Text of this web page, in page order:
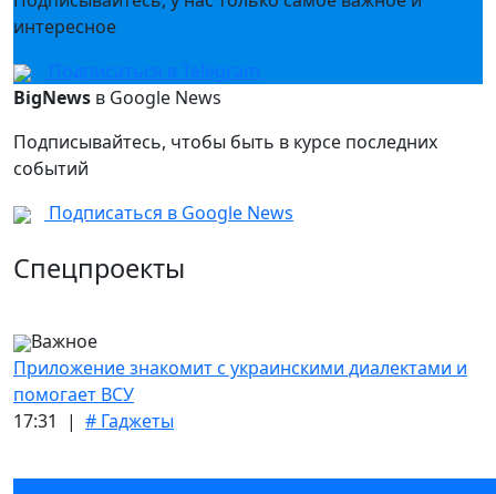
интересное
Подписаться в Telegram
BigNews в Google News
Подписывайтесь, чтобы быть в курсе последних
событий
Подписаться в Google News
Спецпроекты
Важное
Приложение знакомит с украинскими диалектами и
помогает ВСУ
17:31 | # Гаджеты